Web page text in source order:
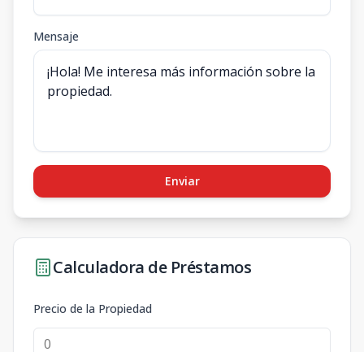
Mensaje
Enviar
Calculadora de Préstamos
Precio de la Propiedad